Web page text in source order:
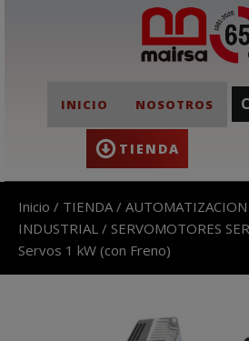
INICIO NOSOTROS
TIENDA
Inicio / TIENDA / AUTOMATIZACION
INDUSTRIAL / SERVOMOTORES
Servos 1 kW (con Freno)